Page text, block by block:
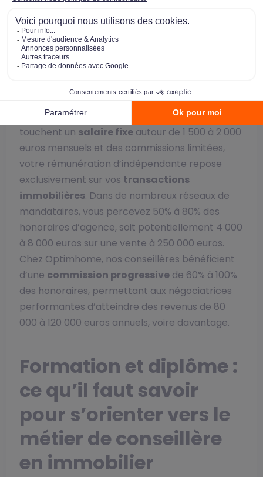
performance. En moyenne, les
immobiliersconfirmés chez Optimhome
perçoivent entre 30 000 et 80 000 euros
annuels, voire beaucoup plus pour les
conseillères qui performent, avec des
Contrairement aux négociatrices salariées qui
touchent un salaire fixeautour de 1 500 à 2 000
euros mensuels et des commissions limitées,
votre rémunération d’indépendante repose
exclusivement sur vos transactions
immobilières. Dans de nombreux réseaux de
mandataires, vous percevez 50% à 80% des
honoraires d’agence, soit potentiellement 4 000
à 8 000 euros sur une vente à 250 000 euros.
Chez Optimhome, nos conseillères bénéficient
d’une commission progressivede 60% à 100%
des honoraires, permettant aux négociatrices
performantes d’atteindre des revenus de 80
000 à 120 000 euros annuels, voire davantage.
Formation et diplôme :
ce qu’il faut savoir
pour s’orienter vers le
métier de conseillère
en immobilier